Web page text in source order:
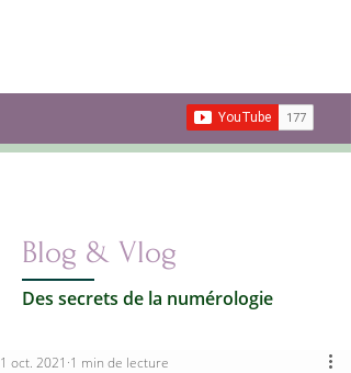
1 oct. 2021 1 min de lecture
Blog & Vlog
Des secrets de la numérologie